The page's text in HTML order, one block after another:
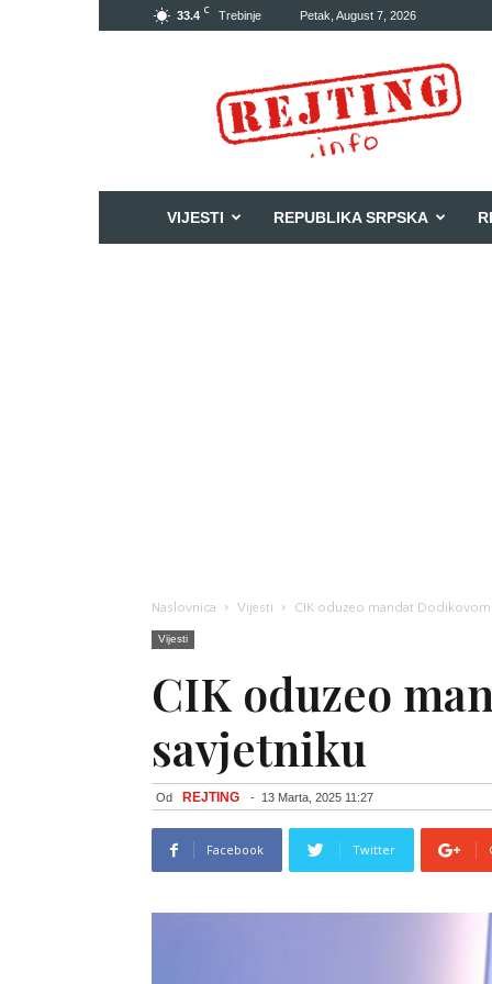
33.4 C Trebinje Petak, August 7, 2026
VIJESTI REPUBLIKA SRPSKA
Naslovnica Vijesti CIK oduzeo mandat
Vijesti
CIK oduzeo
savjetniku
Od REJTING - 13 Marta, 2025 11:27
Facebook Twitter